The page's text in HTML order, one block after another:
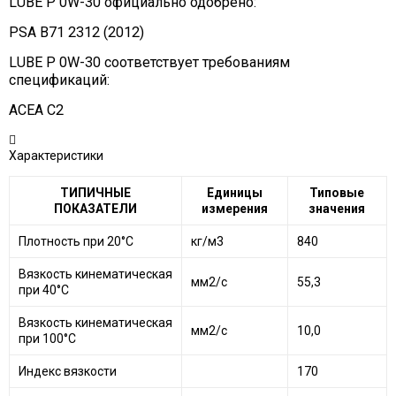
PSA B71 2312 (2012)
LUBE P 0W-30 соответствует требованиям
спецификаций:
ACEA C2
Характеристики
ТИПИЧНЫЕ
ПОКАЗАТЕЛИ
Единицы
измерения
Типовые
значения
Плотность при 20°C кг/м3 840
Вязкость кинематическая
при 40°C
мм2/с 55,3
Вязкость кинематическая
при 100°C
мм2/с 10,0
Индекс вязкости 170